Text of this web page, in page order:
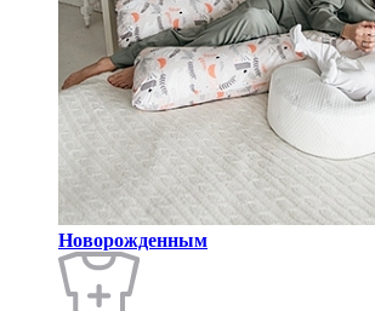
Новорожденным